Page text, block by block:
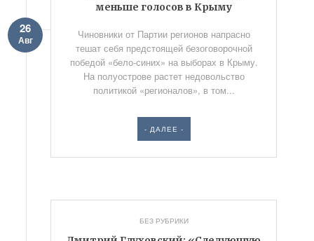
меньше голосов в Крыму
26
Авг
Чиновники от Партии регионов напрасно
тешат себя предстоящей безоговорочной
победой «бело-синих» на выборах в Крыму.
На полуострове растет недовольство
политикой «регионалов», в том...
- ДАЛЕЕ -
БЕЗ РУБРИКИ